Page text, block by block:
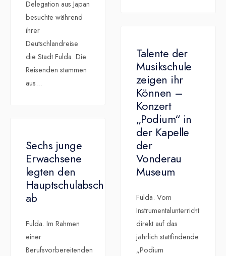
Delegation aus Japan
besuchte während
ihrer
Deutschlandreise
die Stadt Fulda. Die
Reisenden stammen
aus...
Talente der
Musikschule
zeigen ihr
Können –
Konzert
„Podium“ in
der Kapelle
der
Vonderau
Museum
Fulda. Vom
Instrumentalunterricht
direkt auf das
jährlich stattfindende
„Podium
Sechs junge
Erwachsene
legten den
Hauptschulabschluss
ab
Fulda. Im Rahmen
einer
Berufsvorbereitenden